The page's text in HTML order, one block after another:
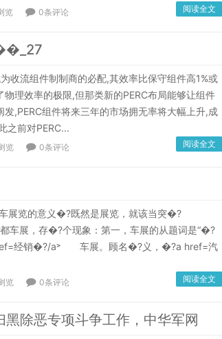
览 0条评论 阅读全文
流组件制制商的必配,其效率比保守组件高1%或
理效率的极限,但那类新的PERC布局能够让组件
,PERC组件将来三年的市场拥无率将大幅上升,成
之前对PERC...
览 0条评论 阅读全文
览的意义�?既然是展览，就该当突�?
车展，存�?个现象：第一，车展的从题词是“�?
经销�?/a˃ 车展。顾名�?义，�?a href=汽
览 0条评论 阅读全文
除恶专项斗争工作，中华军网